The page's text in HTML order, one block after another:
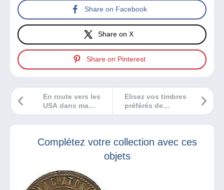
Share on Facebook
Share on X
Share on Pinterest
Elisez vos timbres
préférés de
l’année 2020 et
En route vers les
USA dans ma
chronique BD sur
Complétez votre collection avec ces
objets